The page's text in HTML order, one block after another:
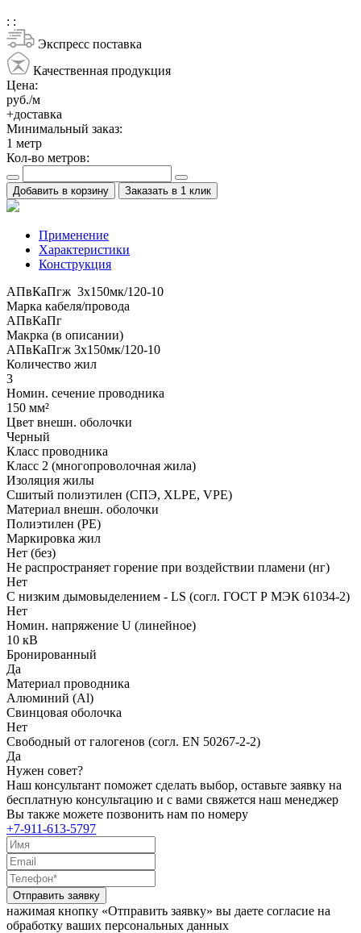
: :
Экспресс поставка
Качественная продукция
Цена:
руб./м
+доставка
Минимальный заказ:
1 метр
Кол-во метров:
Добавить в корзину Заказать в 1 клик
Применение
Характеристики
Конструкция
АПвКаПгж 3x150мк/120-10
Марка кабеля/провода
АПвКаПг
Макрка (в описании)
АПвКаПгж 3x150мк/120-10
Количество жил
3
Номин. сечение проводника
150 мм²
Цвет внешн. оболочки
Черный
Класс проводника
Класс 2 (многопроволочная жила)
Изоляция жилы
Сшитый полиэтилен (СПЭ, XLPE, VPE)
Материал внешн. оболочки
Полиэтилен (PE)
Маркировка жил
Нет (без)
Не распространяет горение при воздействии пламени (нг)
Нет
С низким дымовыделением - LS (согл. ГОСТ Р МЭК 61034-2)
Нет
Номин. напряжение U (линейное)
10 кВ
Бронированный
Да
Материал проводника
Алюминий (Al)
Свинцовая оболочка
Нет
Свободный от галогенов (согл. EN 50267-2-2)
Да
Нужен совет?
Наш консультант поможет сделать выбор, оставьте заявку на
бесплатную консультацию и с вами свяжется наш менеджер
Вы также можете позвонить нам по номеру
+7-911-613-5797
Отправить заявку
нажимая кнопку «Отправить заявку» вы даете согласие на
обработку ваших персональных данных